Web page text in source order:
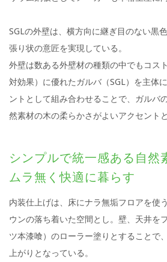
SGLの外壁は、横方向に継ぎ目のない黒
張り状の意匠を実現している。
外壁は数ある外壁材の種類の中でもコス
対効果）に優れたガルバ（SGL）を主体
ントとして組み合わせることで、ガルバ
然素材の木の柔らかさがよいアクセント
シンプルで統一感ある自然
ムラ無く快適に暮らす
内装仕上げは、床にナラ無垢フロアを使
ウンの落ち着いた空間とし。壁、天井を
ツ本漆喰）のローラー塗りとすることで
上がりとなっている。